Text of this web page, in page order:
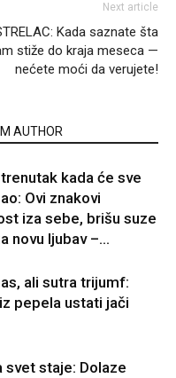
Next article
Kada saznate šta
stiže do kraja meseca —
nećete moći da verujete!
AUTHOR
kada će sve
Ovi znakovi
iza sebe, brišu suze
novu ljubav –...
ali sutra trijumf:
pepela ustati jači
svet staje: Dolaze